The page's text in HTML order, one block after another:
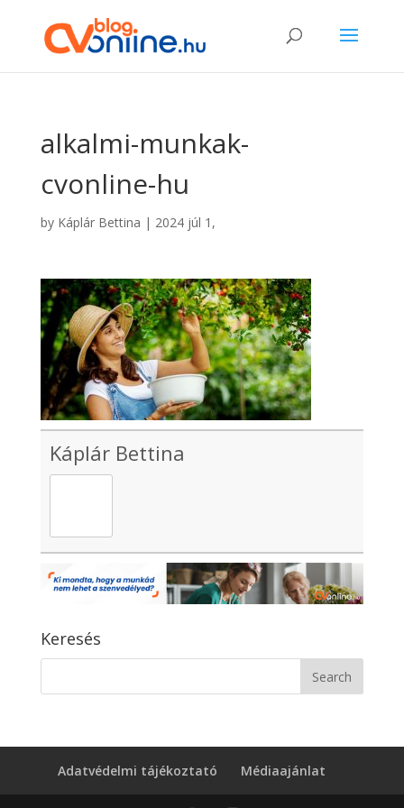
alkalmi-munkak-
cvonline-hu
by Káplár Bettina | 2024 júl 1,
Káplár Bettina
Keresés
Adatvédelmi tájékoztató Médiaajánlat